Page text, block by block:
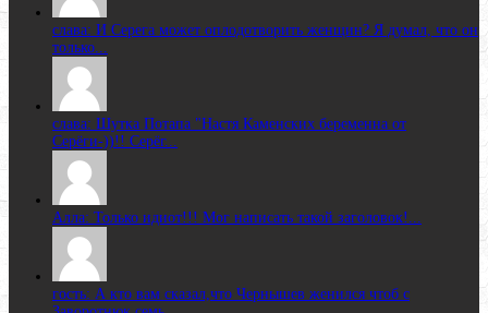
слава: И Серега может оплодотворить женщин? Я думал, что он
только...
слава: Шутка Потапа "Настя Каменских беременна от
Серёги-))!! Серёг...
Алла: Только идиот!!! Мог написать такой заголовок!...
гость: А кто вам сказал,что Чернышев женился чтоб с